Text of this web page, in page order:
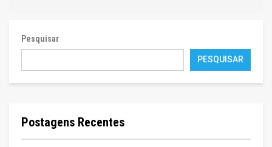
Pesquisar
PESQUISAR
Postagens Recentes